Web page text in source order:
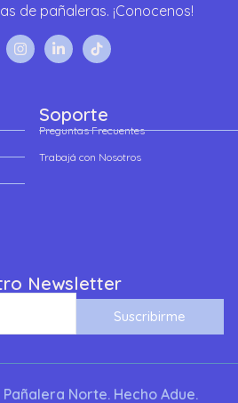
de pañaleras. ¡Conocenos!
Soporte
Preguntas Frecuentes
Trabajá con Nosotros
Newsletter
Suscribirme
Norte. Hecho Adue.